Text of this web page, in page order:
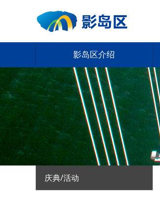
影岛区介绍
庆典/活动